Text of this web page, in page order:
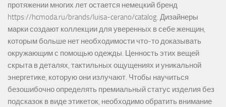
протяжении многих лет остается немецкий бренд
https://hcmoda.ru/brands/luisa-cerano/catalog. Дизайнеры
марки создают коллекции для уверенных в себе женщин,
которым больше нет необходимости что-то доказывать
окружающим с помощью одежды. Ценность этих вещей
скрыта в деталях, тактильных ощущениях и уникальной
энергетике, которую они излучают. Чтобы научиться
безошибочно определять премиальный статус изделия без
подсказок в виде этикеток, необходимо обратить внимание